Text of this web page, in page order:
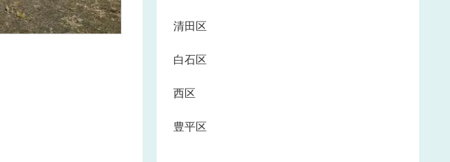
清田区
白石区
西区
豊平区